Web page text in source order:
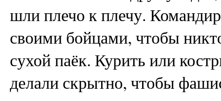
шли плечо к плечу.
своими бойцами, чтобы
сухой паёк. Курить или
делали скрытно, чтобы